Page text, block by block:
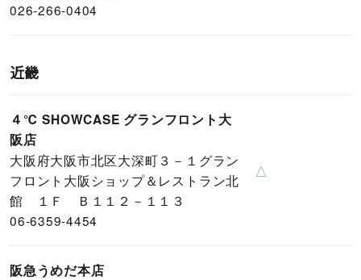
026-266-0404
近畿
４℃ SHOWCASE グランフロント大
阪店
大阪府大阪市北区大深町３－１グラン
フロント大阪ショップ＆レストラン北
館 １Ｆ Ｂ１１２－１１３
06-6359-4454
△
阪急うめだ本店